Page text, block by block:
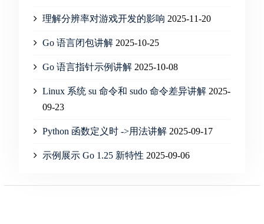
理解分辨率对游戏开发的影响 2025-11-20
Go 语言闭包讲解 2025-10-25
Go 语言指针示例讲解 2025-10-08
Linux 系统 su 命令和 sudo 命令差异讲解 2025-
09-23
Python 函数定义时 ->用法讲解 2025-09-17
示例展示 Go 1.25 新特性 2025-09-06